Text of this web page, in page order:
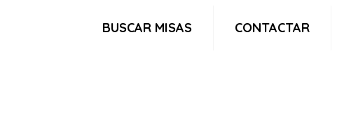
BUSCAR MISAS CONTACTAR